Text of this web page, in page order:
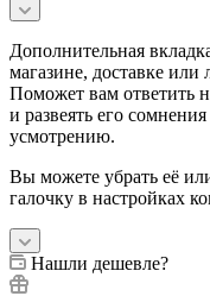
Дополнительная
магазине, доставке или
Поможет вам ответить
и развеять его
усмотрению.
Вы можете убрать её
галочку в настройках
Нашли дешевле?